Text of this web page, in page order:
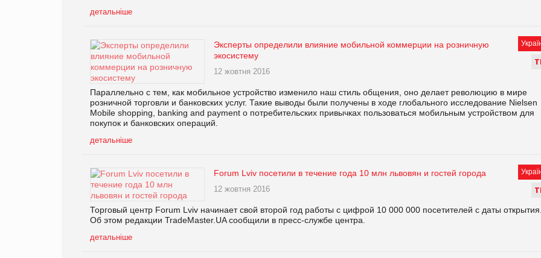
детальніше
Т
Эксперты определили влияние мобильной коммерции на розничную
экосистему
12 жовтня 2016
Параллельно с тем, как мобильное устройство изменило наш стиль общения, оно делает революцию в мире
розничной торговли и банковских услуг. Такие выводы были получены в ходе глобального исследование Nielsen
Mobile shopping, banking and payment о потребительских привычках пользоваться мобильным устройством для
покупок и банковских операций.
детальніше
Т
Forum Lviv посетили в течение года 10 млн львовян и гостей города
12 жовтня 2016
Торговый центр Forum Lviv начинает свой второй год работы с цифрой 10 000 000 посетителей с даты открытия.
Об этом редакции TradeMaster.UA сообщили в пресс-службе центра.
детальніше